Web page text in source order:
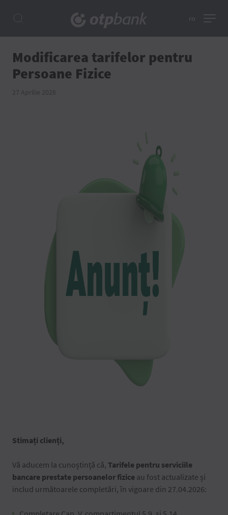
ro
Modificarea tarifelor pentru
Persoane Fizice
27 Aprilie 2026
Stimați clienți,
Vă aducem la cunoștință că, Tarifele pentru serviciile
bancare prestate persoanelor fizice au fost actualizate și
includ următoarele completări, în vigoare din 27.04.2026: